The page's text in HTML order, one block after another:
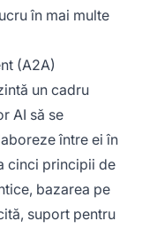
în mai multe
(A2A)
un cadru
AI să se
între ei în
cinci principii de
bazarea pe
suport pentru